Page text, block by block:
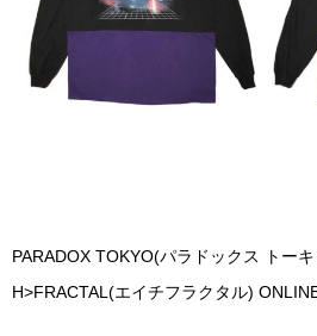
PARADOX TOKYO(パラドックス トー
H>FRACTAL(エイチフラクタル)